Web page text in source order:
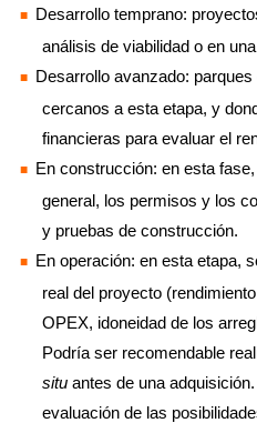
Desarrollo temprano:
análisis de viabilidad o en
Desarrollo avanzado:
cercanos a esta etapa, y
financieras para evaluar el
En construcción: en esta
general, los permisos y los
y pruebas de construcción.
En operación: en esta etapa,
real del proyecto
OPEX, idoneidad de los
Podría ser recomendable
situ antes de una
evaluación de las